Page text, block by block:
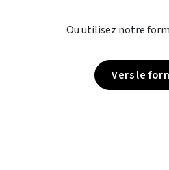
Ou utilisez notre
Vers le